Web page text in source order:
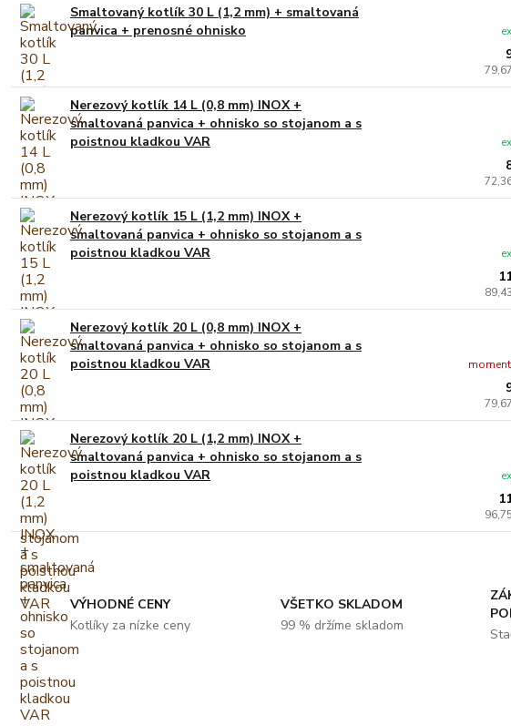
Smaltovaný kotlík 30 L (1,2 mm) + smaltovaná
panvica + prenosné ohnisko
Nerezový kotlík 14 L (0,8 mm) INOX +
smaltovaná panvica + ohnisko so stojanom a s
poistnou kladkou VAR
Nerezový kotlík 15 L (1,2 mm) INOX +
smaltovaná panvica + ohnisko so stojanom a s
poistnou kladkou VAR
Nerezový kotlík 20 L (0,8 mm) INOX +
smaltovaná panvica + ohnisko so stojanom a s
poistnou kladkou VAR
Nerezový kotlík 20 L (1,2 mm) INOX +
smaltovaná panvica + ohnisko so stojanom a s
poistnou kladkou VAR
VÝHODNÉ CENY
Kotlíky za nízke ceny
VŠETKO SKLADOM
99 % držíme skladom